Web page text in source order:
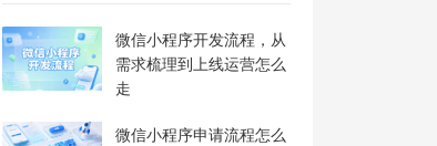
微信小程序开发流程，从
需求梳理到上线运营怎么
走
微信小程序申请流程怎么